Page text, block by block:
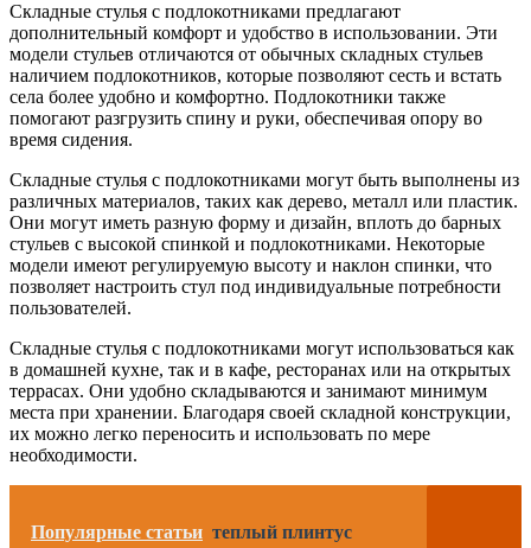
Складные стулья с подлокотниками предлагают
дополнительный комфорт и удобство в использовании. Эти
модели стульев отличаются от обычных складных стульев
наличием подлокотников, которые позволяют сесть и встать
села более удобно и комфортно. Подлокотники также
помогают разгрузить спину и руки, обеспечивая опору во
время сидения.
Складные стулья с подлокотниками могут быть выполнены из
различных материалов, таких как дерево, металл или пластик.
Они могут иметь разную форму и дизайн, вплоть до барных
стульев с высокой спинкой и подлокотниками. Некоторые
модели имеют регулируемую высоту и наклон спинки, что
позволяет настроить стул под индивидуальные потребности
пользователей.
Складные стулья с подлокотниками могут использоваться как
в домашней кухне, так и в кафе, ресторанах или на открытых
террасах. Они удобно складываются и занимают минимум
места при хранении. Благодаря своей складной конструкции,
их можно легко переносить и использовать по мере
необходимости.
Популярные статьи теплый плинтус